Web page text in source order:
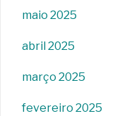
maio 2025
abril 2025
março 2025
fevereiro 2025